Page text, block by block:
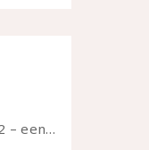
Ongehoord – Aflevering 42 – een gesprek met marijn over seksueel opbloeien, het ouderschap uitvinden en verschillende leeftijden in je mee dragen